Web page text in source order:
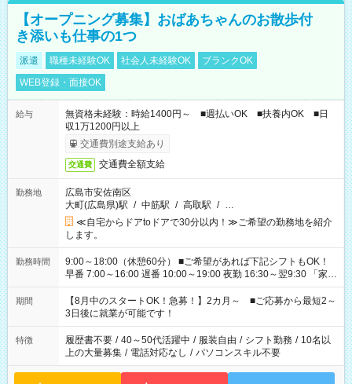
【オープニング募集】おばあちゃんのお散歩付
き添いも仕事の1つ
派遣 職種未経験OK 社会人未経験OK
ブランクOK
WEB登録・面接OK
給与
無資格未経験：時給1400円～ ■週払いOK ■扶養内OK ■日
収1万1200円以上
交通費別途支給あり
交通費 交通費全額支給
勤務地
広島市安佐南区
大町(広島県)駅 / 中筋駅 / 高取駅 / …
≪自宅からドアtoドアで30分以内！≫ご希望の勤務地を紹介
します。
勤務時間
9:00～18:00（休憩60分） ■ご希望があれば下記シフトもOK！
早番 7:00～16:00 遅番 10:00～19:00 夜勤 16:30～翌9:30 「家族
と休みを合わせたい」 「余裕を持って夕飯の準備がしたい」
「できれば残業はしたくない」 など、ご希望を教えてください
ね。 ※Wワーク希望の方へ 今ご覧のお仕事で希望する勤務時間
と、もう1つのお仕事の勤務時間。 合計で週40時間を超える場
合は応募できません。
期間
【8月中のスタートOK！急募！】2カ月～ ■ご応募から最短2～
3日後に就業が可能です！
特徴 履歴書不要 / 40～50代活躍中 / 服装自由 / シフト勤務 / 10名以
上の大量募集 / 電話対応なし / パソコンスキル不要